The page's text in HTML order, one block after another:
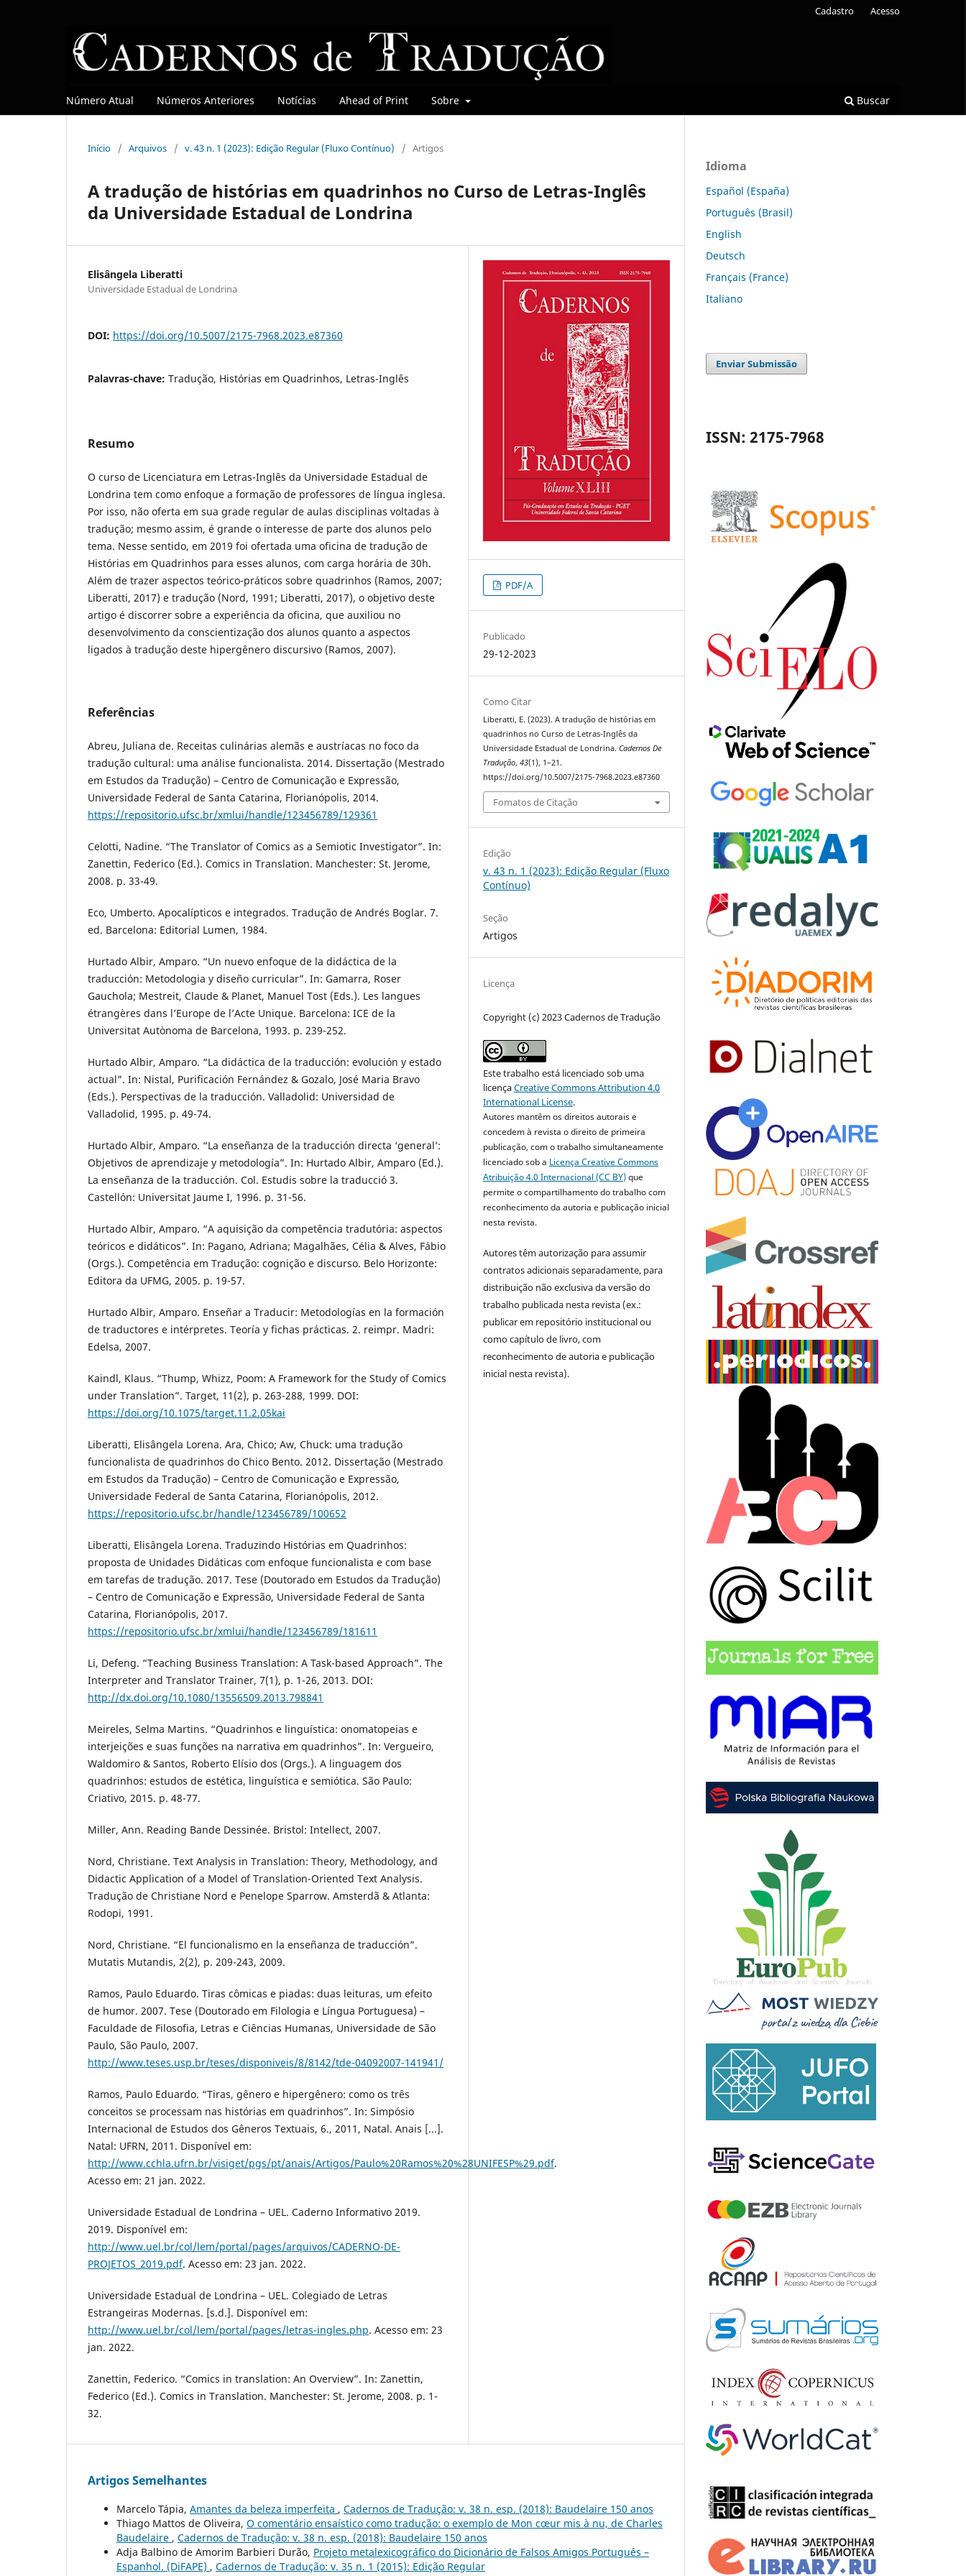
Número Atual Números Anteriores Notícias Ahead of Print Sobre Buscar
Cadastro Acesso
Início / Arquivos / v. 43 n. 1 (2023): Edição Regular (Fluxo Contínuo) / Artigos
A tradução de histórias em quadrinhos no Curso de Letras-Inglês
da Universidade Estadual de Londrina
Elisângela Liberatti
Universidade Estadual de Londrina
DOI: https://doi.org/10.5007/2175-7968.2023.e87360
Palavras-chave: Tradução, Histórias em Quadrinhos, Letras-Inglês
Resumo
O curso de Licenciatura em Letras-Inglês da Universidade Estadual de
Londrina tem como enfoque a formação de professores de língua inglesa.
Por isso, não oferta em sua grade regular de aulas disciplinas voltadas à
tradução; mesmo assim, é grande o interesse de parte dos alunos pelo
tema. Nesse sentido, em 2019 foi ofertada uma oficina de tradução de
Histórias em Quadrinhos para esses alunos, com carga horária de 30h.
Além de trazer aspectos teórico-práticos sobre quadrinhos (Ramos, 2007;
Liberatti, 2017) e tradução (Nord, 1991; Liberatti, 2017), o objetivo deste
artigo é discorrer sobre a experiência da oficina, que auxiliou no
desenvolvimento da conscientização dos alunos quanto a aspectos
ligados à tradução deste hipergênero discursivo (Ramos, 2007).
Referências
Abreu, Juliana de. Receitas culinárias alemãs e austríacas no foco da
tradução cultural: uma análise funcionalista. 2014. Dissertação (Mestrado
em Estudos da Tradução) – Centro de Comunicação e Expressão,
Universidade Federal de Santa Catarina, Florianópolis, 2014.
https://repositorio.ufsc.br/xmlui/handle/123456789/129361
Celotti, Nadine. “The Translator of Comics as a Semiotic Investigator”. In:
Zanettin, Federico (Ed.). Comics in Translation. Manchester: St. Jerome,
2008. p. 33-49.
Eco, Umberto. Apocalípticos e integrados. Tradução de Andrés Boglar. 7.
ed. Barcelona: Editorial Lumen, 1984.
Hurtado Albir, Amparo. “Un nuevo enfoque de la didáctica de la
traducción: Metodologia y diseño curricular”. In: Gamarra, Roser
Gauchola; Mestreit, Claude & Planet, Manuel Tost (Eds.). Les langues
étrangères dans l’Europe de l’Acte Unique. Barcelona: ICE de la
Universitat Autònoma de Barcelona, 1993. p. 239-252.
Hurtado Albir, Amparo. “La didáctica de la traducción: evolución y estado
actual”. In: Nistal, Purificación Fernández & Gozalo, José Maria Bravo
(Eds.). Perspectivas de la traducción. Valladolid: Universidad de
Valladolid, 1995. p. 49-74.
Hurtado Albir, Amparo. “La enseñanza de la traducción directa ‘general’:
Objetivos de aprendizaje y metodología”. In: Hurtado Albir, Amparo (Ed.).
La enseñanza de la traducción. Col. Estudis sobre la traducció 3.
Castellón: Universitat Jaume I, 1996. p. 31-56.
Hurtado Albir, Amparo. “A aquisição da competência tradutória: aspectos
teóricos e didáticos”. In: Pagano, Adriana; Magalhães, Célia & Alves, Fábio
(Orgs.). Competência em Tradução: cognição e discurso. Belo Horizonte:
Editora da UFMG, 2005. p. 19-57.
Hurtado Albir, Amparo. Enseñar a Traducir: Metodologías en la formación
de traductores e intérpretes. Teoría y fichas prácticas. 2. reimpr. Madri:
Edelsa, 2007.
Kaindl, Klaus. “Thump, Whizz, Poom: A Framework for the Study of Comics
under Translation”. Target, 11(2), p. 263-288, 1999. DOI:
https://doi.org/10.1075/target.11.2.05kai
Liberatti, Elisângela Lorena. Ara, Chico; Aw, Chuck: uma tradução
funcionalista de quadrinhos do Chico Bento. 2012. Dissertação (Mestrado
em Estudos da Tradução) – Centro de Comunicação e Expressão,
Universidade Federal de Santa Catarina, Florianópolis, 2012.
https://repositorio.ufsc.br/handle/123456789/100652
Liberatti, Elisângela Lorena. Traduzindo Histórias em Quadrinhos:
proposta de Unidades Didáticas com enfoque funcionalista e com base
em tarefas de tradução. 2017. Tese (Doutorado em Estudos da Tradução)
– Centro de Comunicação e Expressão, Universidade Federal de Santa
Catarina, Florianópolis, 2017.
https://repositorio.ufsc.br/xmlui/handle/123456789/181611
Li, Defeng. “Teaching Business Translation: A Task-based Approach”. The
Interpreter and Translator Trainer, 7(1), p. 1-26, 2013. DOI:
http://dx.doi.org/10.1080/13556509.2013.798841
Meireles, Selma Martins. “Quadrinhos e linguística: onomatopeias e
interjeições e suas funções na narrativa em quadrinhos”. In: Vergueiro,
Waldomiro & Santos, Roberto Elísio dos (Orgs.). A linguagem dos
quadrinhos: estudos de estética, linguística e semiótica. São Paulo:
Criativo, 2015. p. 48-77.
Miller, Ann. Reading Bande Dessinée. Bristol: Intellect, 2007.
Nord, Christiane. Text Analysis in Translation: Theory, Methodology, and
Didactic Application of a Model of Translation-Oriented Text Analysis.
Tradução de Christiane Nord e Penelope Sparrow. Amsterdã & Atlanta:
Rodopi, 1991.
Nord, Christiane. “El funcionalismo en la enseñanza de traducción”.
Mutatis Mutandis, 2(2), p. 209-243, 2009.
Ramos, Paulo Eduardo. Tiras cômicas e piadas: duas leituras, um efeito
de humor. 2007. Tese (Doutorado em Filologia e Língua Portuguesa) –
Faculdade de Filosofia, Letras e Ciências Humanas, Universidade de São
Paulo, São Paulo, 2007.
http://www.teses.usp.br/teses/disponiveis/8/8142/tde-04092007-141941/
Ramos, Paulo Eduardo. “Tiras, gênero e hipergênero: como os três
conceitos se processam nas histórias em quadrinhos”. In: Simpósio
Internacional de Estudos dos Gêneros Textuais, 6., 2011, Natal. Anais [...].
Natal: UFRN, 2011. Disponível em:
http://www.cchla.ufrn.br/visiget/pgs/pt/anais/Artigos/Paulo%20Ramos%20%28UNIFESP%29.pdf.
Acesso em: 21 jan. 2022.
Universidade Estadual de Londrina – UEL. Caderno Informativo 2019.
2019. Disponível em:
http://www.uel.br/col/lem/portal/pages/arquivos/CADERNO-DE-
PROJETOS_2019.pdf. Acesso em: 23 jan. 2022.
Universidade Estadual de Londrina – UEL. Colegiado de Letras
Estrangeiras Modernas. [s.d.]. Disponível em:
http://www.uel.br/col/lem/portal/pages/letras-ingles.php. Acesso em: 23
jan. 2022.
Zanettin, Federico. “Comics in translation: An Overview”. In: Zanettin,
Federico (Ed.). Comics in Translation. Manchester: St. Jerome, 2008. p. 1-
32.
PDF/A
Publicado
29-12-2023
Como Citar
Liberatti, E. (2023). A tradução de histórias em
quadrinhos no Curso de Letras-Inglês da
Universidade Estadual de Londrina.Cadernos De
Tradução,43(1), 1–21.
https://doi.org/10.5007/2175-7968.2023.e87360
Fomatos de Citação
Edição
v. 43 n. 1 (2023): Edição Regular (Fluxo
Contínuo)
Seção
Artigos
Licença
Copyright (c) 2023 Cadernos de Tradução
Este trabalho está licenciado sob uma
licençaCreative Commons Attribution 4.0
International License.
Autores mantêm os direitos autorais e
concedem à revista o direito de primeira
publicação, com o trabalho simultaneamente
licenciado sob a Licença Creative Commons
Atribuição 4.0 Internacional (CC BY)que
permite o compartilhamento do trabalho com
reconhecimento da autoria e publicação inicial
nesta revista.
Autores têm autorização para assumir
contratos adicionais separadamente, para
distribuição não exclusiva da versão do
trabalho publicada nesta revista (ex.:
publicar em repositório institucional ou
como capítulo de livro, com
reconhecimento de autoria e publicação
inicial nesta revista).
Artigos Semelhantes
Marcelo Tápia, Amantes da beleza imperfeita , Cadernos de Tradução: v. 38 n. esp. (2018): Baudelaire 150 anos
Thiago Mattos de Oliveira, O comentário ensaístico como tradução: o exemplo de Mon cœur mis à nu, de Charles
Baudelaire , Cadernos de Tradução: v. 38 n. esp. (2018): Baudelaire 150 anos
Adja Balbino de Amorim Barbieri Durão, Projeto metalexicográfico do Dicionário de Falsos Amigos Português –
Espanhol. (DiFAPE) , Cadernos de Tradução: v. 35 n. 1 (2015): Edição Regular
Idioma
Español (España)
Português (Brasil)
English
Deutsch
Français (France)
Italiano
Enviar Submissão
ISSN: 2175-7968